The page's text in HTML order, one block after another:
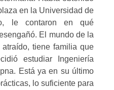
en la Universidad de
le contaron en qué
El mundo de la
tiene familia que
estudiar Ingeniería
Está ya en su último
lo suficiente para